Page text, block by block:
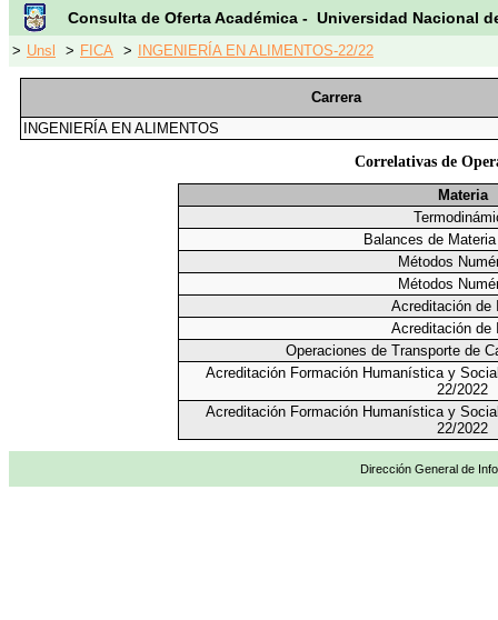
Consulta de Oferta Académica - Universidad Nacional
> Unsl > FICA > INGENIERÍA EN ALIMENTOS-22/22
Carrera
INGENIERÍA EN ALIMENTOS
Correlativas de
Materia
Balances de
Métodos
Métodos
Acreditación de
Acreditación de
Operaciones de Transporte de
Acreditación Formación Humanística y
22/2022
Acreditación Formación Humanística y
22/2022
Dirección General de